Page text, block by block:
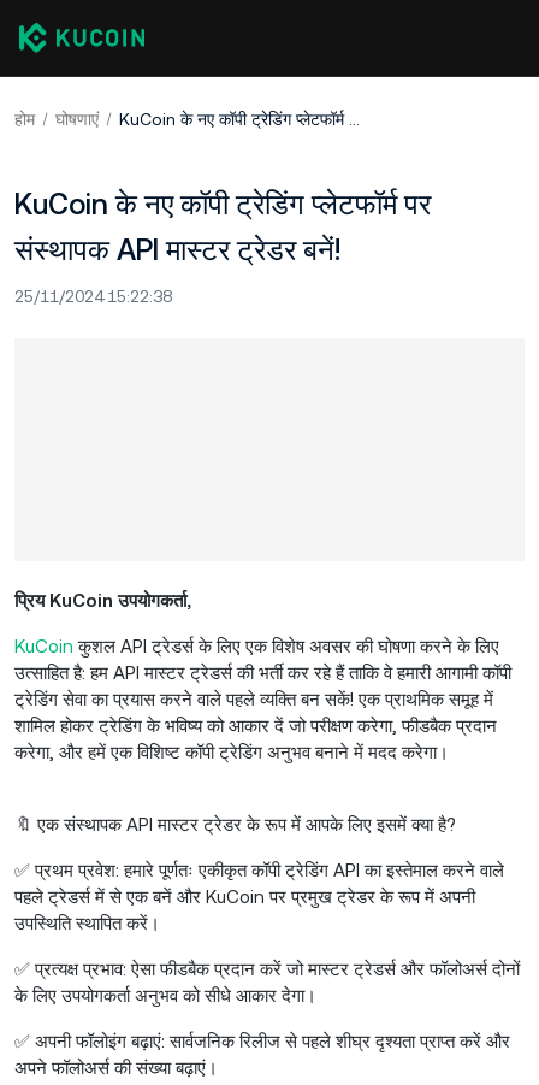
होम घोषणाएं KuCoin के नए कॉपी ट्रेडिंग प्लेटफॉर्म पर संस्थापक API मास्टर ट्रेडर बनें!
KuCoin के नए कॉपी ट्रेडिंग प्लेटफॉर्म पर
संस्थापक API मास्टर ट्रेडर बनें!
25/11/2024 15:22:38
प्रिय KuCoin उपयोगकर्ता,
KuCoin कुशल API ट्रेडर्स के लिए एक विशेष अवसर की घोषणा करने के लिए
उत्साहित है: हम API मास्टर ट्रेडर्स की भर्ती कर रहे हैं ताकि वे हमारी आगामी कॉपी
ट्रेडिंग सेवा का प्रयास करने वाले पहले व्यक्ति बन सकें! एक प्राथमिक समूह में
शामिल होकर ट्रेडिंग के भविष्य को आकार दें जो परीक्षण करेगा, फीडबैक प्रदान
करेगा, और हमें एक विशिष्ट कॉपी ट्रेडिंग अनुभव बनाने में मदद करेगा।
🔖 एक संस्थापक API मास्टर ट्रेडर के रूप में आपके लिए इसमें क्या है?
✅ प्रथम प्रवेश: हमारे पूर्णतः एकीकृत कॉपी ट्रेडिंग API का इस्तेमाल करने वाले
पहले ट्रेडर्स में से एक बनें और KuCoin पर प्रमुख ट्रेडर के रूप में अपनी
उपस्थिति स्थापित करें।
✅ प्रत्यक्ष प्रभाव: ऐसा फीडबैक प्रदान करें जो मास्टर ट्रेडर्स और फॉलोअर्स दोनों
के लिए उपयोगकर्ता अनुभव को सीधे आकार देगा।
✅ अपनी फॉलोइंग बढ़ाएं: सार्वजनिक रिलीज से पहले शीघ्र दृश्यता प्राप्त करें और
अपने फॉलोअर्स की संख्या बढ़ाएं।